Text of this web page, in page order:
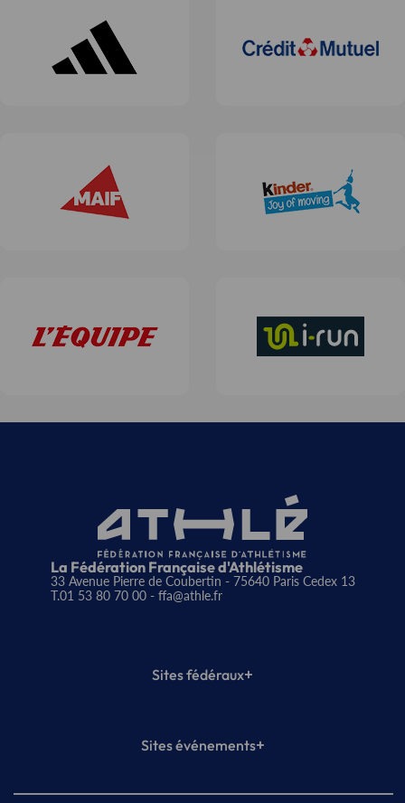
La Fédération Française d'Athlétisme
33 Avenue Pierre de Coubertin - 75640 Paris Cedex 13
T.01 53 80 70 00- ffa@athle.fr
Sites fédéraux+
Plateforme Formation
Sites événements+
Meeting de Paris indoor